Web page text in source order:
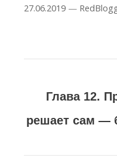
27.06.2019 —
Глава 12.
решает сам —